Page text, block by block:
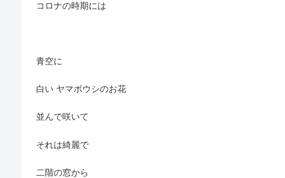
コロナの時期には
青空に
白い ヤマボウシのお花
並んで咲いて
それは綺麗で
二階の窓から